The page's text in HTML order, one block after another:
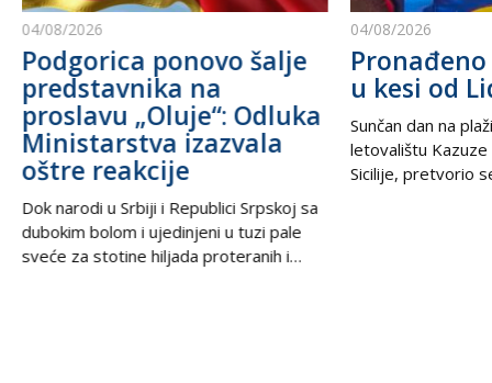
04/08/2026
Podgorica ponovo šalje
predstavnika na
proslavu „Oluje“: Odluka
Ministarstva izazvala
oštre reakcije
Dok narodi u Srbiji i Republici Srpskoj sa
dubokim bolom i ujedinjeni u tuzi pale
sveće za stotine hiljada proteranih i
04/08/2026
Pronađeno
u kesi od
Sunčan dan na
letovalištu Kazuze
Sicilije, pretvorio